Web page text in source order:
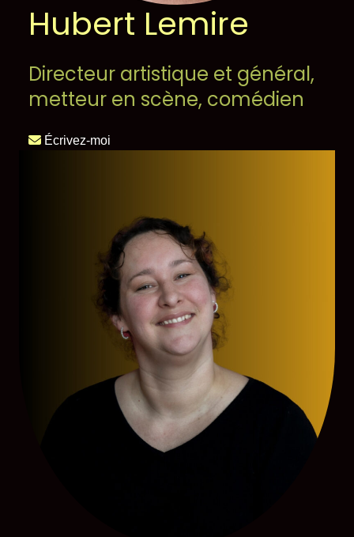
Hubert Lemire
Directeur artistique et général,
metteur en scène, comédien
Écrivez-moi